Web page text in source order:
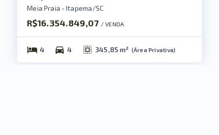
Meia Praia - Itapema/SC
R$16.354.849,07 / VENDA
4 4 345,85 m² (Área Privativa)